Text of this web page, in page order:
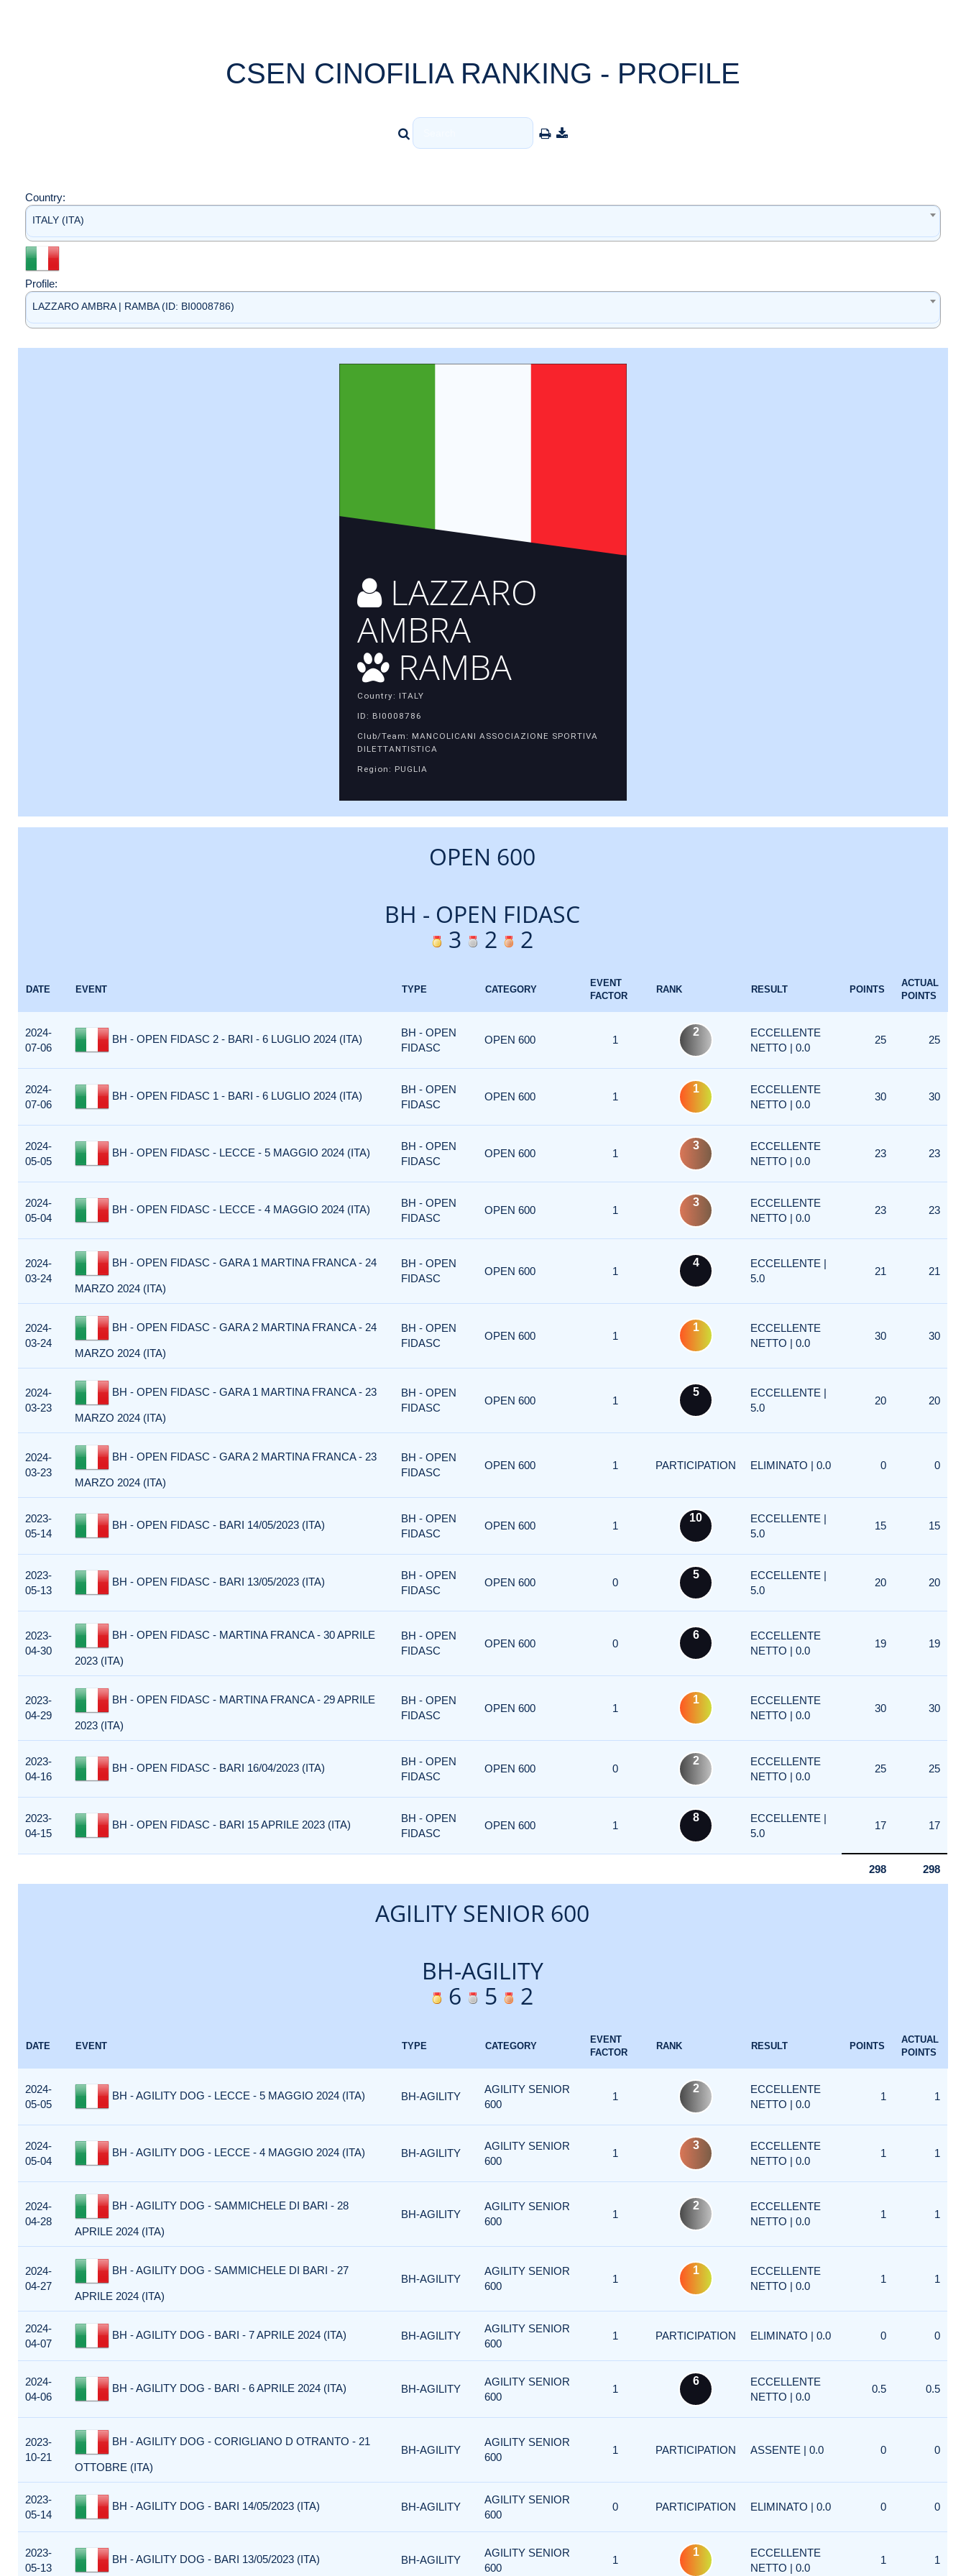
CSEN CINOFILIA RANKING - PROFILE
Country:
ITALY (ITA)
Profile:
LAZZARO AMBRA | RAMBA (ID: BI0008786)
LAZZARO
AMBRA
RAMBA
Country: ITALY
ID: BI0008786
Club/Team: MANCOLICANI ASSOCIAZIONE SPORTIVA
DILETTANTISTICA
Region: PUGLIA
OPEN 600
BH - OPEN FIDASC
3
2 2
DATE EVENT TYPE CATEGORY
EVENT
FACTOR
RANK RESULT POINTS
ACTUAL
POINTS
2024-
07-06
BH - OPEN FIDASC 2 - BARI - 6 LUGLIO 2024 (ITA)
BH - OPEN
FIDASC
OPEN 600 1
2
ECCELLENTE
NETTO | 0.0
25 25
2024-
07-06
BH - OPEN FIDASC 1 - BARI - 6 LUGLIO 2024 (ITA)
BH - OPEN
FIDASC
OPEN 600 1
1
ECCELLENTE
NETTO | 0.0
30 30
2024-
05-05
BH - OPEN FIDASC - LECCE - 5 MAGGIO 2024 (ITA)
BH - OPEN
FIDASC
OPEN 600 1
3
ECCELLENTE
NETTO | 0.0
23 23
2024-
05-04
BH - OPEN FIDASC - LECCE - 4 MAGGIO 2024 (ITA)
BH - OPEN
FIDASC
OPEN 600 1
3
ECCELLENTE
NETTO | 0.0
23 23
2024-
03-24
BH - OPEN FIDASC - GARA 1 MARTINA FRANCA - 24
MARZO 2024 (ITA)
BH - OPEN
FIDASC
OPEN 600 1
4
ECCELLENTE |
5.0
21 21
2024-
03-24
BH - OPEN FIDASC - GARA 2 MARTINA FRANCA - 24
MARZO 2024 (ITA)
BH - OPEN
FIDASC
OPEN 600 1
1
ECCELLENTE
NETTO | 0.0
30 30
2024-
03-23
BH - OPEN FIDASC - GARA 1 MARTINA FRANCA - 23
MARZO 2024 (ITA)
BH - OPEN
FIDASC
OPEN 600 1
5
ECCELLENTE |
5.0
20 20
2024-
03-23
BH - OPEN FIDASC - GARA 2 MARTINA FRANCA - 23
MARZO 2024 (ITA)
BH - OPEN
FIDASC
OPEN 600 1 PARTICIPATION ELIMINATO | 0.0 0 0
2023-
05-14
BH - OPEN FIDASC - BARI 14/05/2023 (ITA)
BH - OPEN
FIDASC
OPEN 600 1
10
ECCELLENTE |
5.0
15 15
2023-
05-13
BH - OPEN FIDASC - BARI 13/05/2023 (ITA)
BH - OPEN
FIDASC
OPEN 600 0
5
ECCELLENTE |
5.0
20 20
2023-
04-30
BH - OPEN FIDASC - MARTINA FRANCA - 30 APRILE
2023 (ITA)
BH - OPEN
FIDASC
OPEN 600 0
6
ECCELLENTE
NETTO | 0.0
19 19
2023-
04-29
BH - OPEN FIDASC - MARTINA FRANCA - 29 APRILE
2023 (ITA)
BH - OPEN
FIDASC
OPEN 600 1
1
ECCELLENTE
NETTO | 0.0
30 30
2023-
04-16
BH - OPEN FIDASC - BARI 16/04/2023 (ITA)
BH - OPEN
FIDASC
OPEN 600 0
2
ECCELLENTE
NETTO | 0.0
25 25
2023-
04-15
BH - OPEN FIDASC - BARI 15 APRILE 2023 (ITA)
BH - OPEN
FIDASC
OPEN 600 1
8
ECCELLENTE |
5.0
17 17
298 298
AGILITY SENIOR 600
BH-AGILITY
6
5 2
DATE EVENT TYPE CATEGORY
EVENT
FACTOR
RANK RESULT POINTS
ACTUAL
POINTS
2024-
05-05
BH - AGILITY DOG - LECCE - 5 MAGGIO 2024 (ITA) BH-AGILITY
AGILITY SENIOR
600
1
2
ECCELLENTE
NETTO | 0.0
1 1
2024-
05-04
BH - AGILITY DOG - LECCE - 4 MAGGIO 2024 (ITA) BH-AGILITY
AGILITY SENIOR
600
1
3
ECCELLENTE
NETTO | 0.0
1 1
2024-
04-28
BH - AGILITY DOG - SAMMICHELE DI BARI - 28
APRILE 2024 (ITA)
BH-AGILITY
AGILITY SENIOR
600
1
2
ECCELLENTE
NETTO | 0.0
1 1
2024-
04-27
BH - AGILITY DOG - SAMMICHELE DI BARI - 27
APRILE 2024 (ITA)
BH-AGILITY
AGILITY SENIOR
600
1
1
ECCELLENTE
NETTO | 0.0
1 1
2024-
04-07
BH - AGILITY DOG - BARI - 7 APRILE 2024 (ITA) BH-AGILITY
AGILITY SENIOR
600
1 PARTICIPATION ELIMINATO | 0.0 0 0
2024-
04-06
BH - AGILITY DOG - BARI - 6 APRILE 2024 (ITA) BH-AGILITY
AGILITY SENIOR
600
1
6
ECCELLENTE
NETTO | 0.0
0.5 0.5
2023-
10-21
BH - AGILITY DOG - CORIGLIANO D OTRANTO - 21
OTTOBRE (ITA)
BH-AGILITY
AGILITY SENIOR
600
1 PARTICIPATION ASSENTE | 0.0 0 0
2023-
05-14
BH - AGILITY DOG - BARI 14/05/2023 (ITA) BH-AGILITY
AGILITY SENIOR
600
0 PARTICIPATION ELIMINATO | 0.0 0 0
2023-
05-13
BH - AGILITY DOG - BARI 13/05/2023 (ITA) BH-AGILITY
AGILITY SENIOR
600
1
1
ECCELLENTE
NETTO | 0.0
1 1